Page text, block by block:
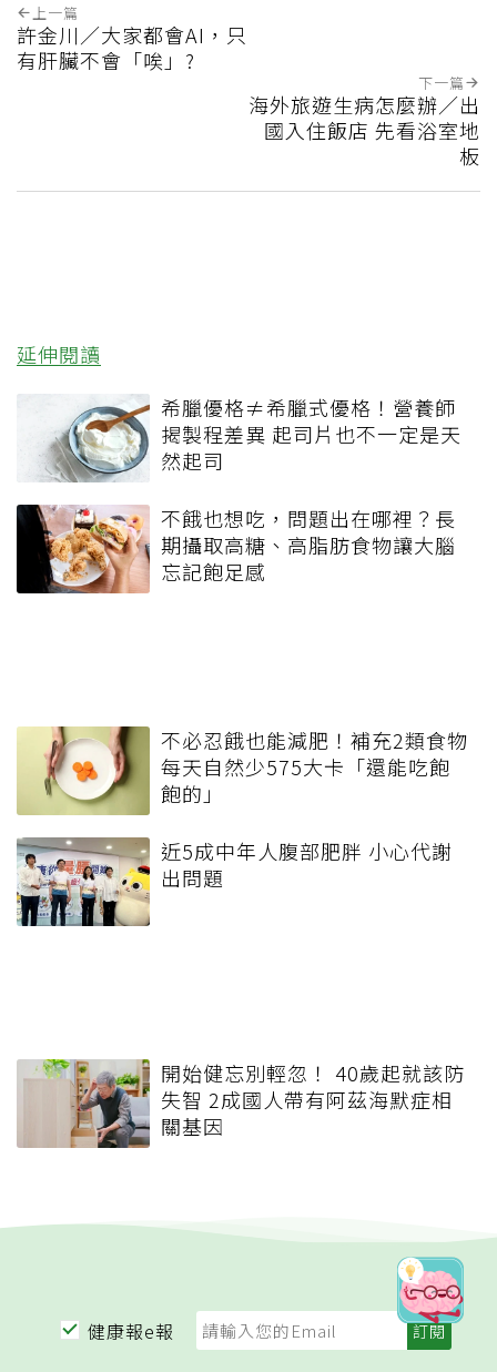
上一篇
許金川／大家都會AI，只
有肝臟不會「唉」?
下一篇
海外旅遊生病怎麼辦／出
國入住飯店 先看浴室地
板
延伸閱讀
希臘優格≠希臘式優格！營養師
揭製程差異 起司片也不一定是天
然起司
不餓也想吃，問題出在哪裡？長
期攝取高糖、高脂肪食物讓大腦
忘記飽足感
不必忍餓也能減肥！補充2類食物
每天自然少575大卡「還能吃飽
飽的」
近5成中年人腹部肥胖 小心代謝
出問題
開始健忘別輕忽！ 40歲起就該防
失智 2成國人帶有阿茲海默症相
關基因
健康報e報